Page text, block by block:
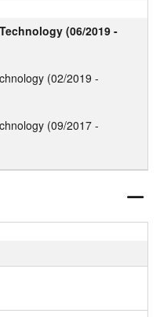
(06/2019 -
(02/2019 -
(09/2017 -